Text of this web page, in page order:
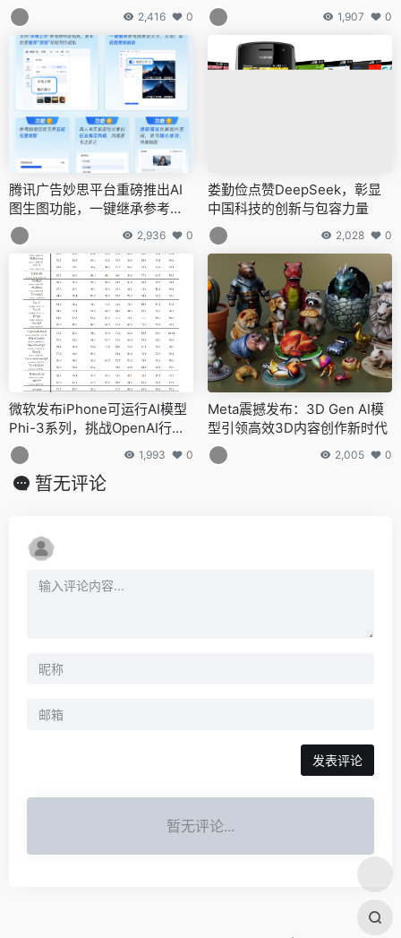
2,416 0 1,907 0
腾讯广告妙思平台重磅推出AI
图生图功能，一键继承参考图
素材文字，创意制作更高效
2,936 0
娄勤俭点赞DeepSeek，彰显
中国科技的创新与包容力量
2,028 0
微软发布iPhone可运行AI模型
Phi-3系列，挑战OpenAI行业
地位
1,993 0
Meta震撼发布：3D Gen AI模
型引领高效3D内容创作新时代
2,005 0
暂无评论
发表评论
暂无评论...